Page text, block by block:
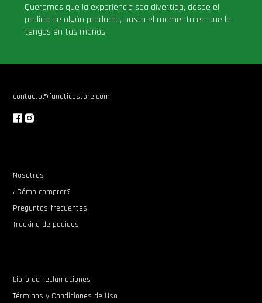
PRÓXIMAMENTE
Queremos que la experiencia sea divertida, desde el
pedido de algún producto, hasta el momento en que lo
tengas en tus manos.
contacto@funaticostore.com
Nosotros
¿Cómo comprar?
Preguntas frecuentes
Tracking de pedidos
Libro de reclamaciones
Términos y Condiciones de Uso